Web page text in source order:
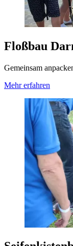
Floßbau
Gemeinsam
Mehr erfahren